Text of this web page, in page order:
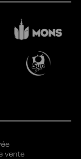
vente